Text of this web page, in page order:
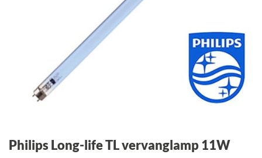
Philips Long-life TL vervanglamp 11W